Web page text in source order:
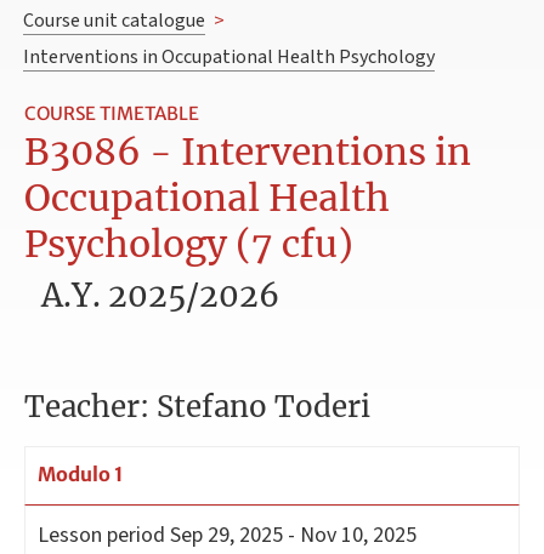
Course unit catalogue >
Interventions in Occupational Health Psychology
COURSE TIMETABLE
B3086 - Interventions in
Occupational Health
Psychology (7 cfu)
A.Y. 2025/2026
Teacher: Stefano Toderi
Modulo 1
Lesson period Sep 29, 2025 - Nov 10, 2025